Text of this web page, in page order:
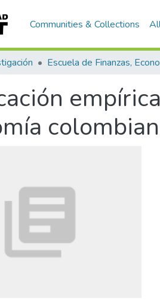
Communities & Collections